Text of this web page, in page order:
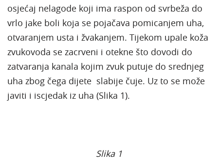
osjećaj nelagode koji ima raspon od svrbeža do
vrlo jake boli koja se pojačava pomicanjem uha,
otvaranjem usta i žvakanjem. Tijekom upale koža
zvukovoda se zacrveni i otekne što dovodi do
zatvaranja kanala kojim zvuk putuje do srednjeg
uha zbog čega dijete slabije čuje. Uz to se može
javiti i iscjedak iz uha (Slika 1).
Slika 1